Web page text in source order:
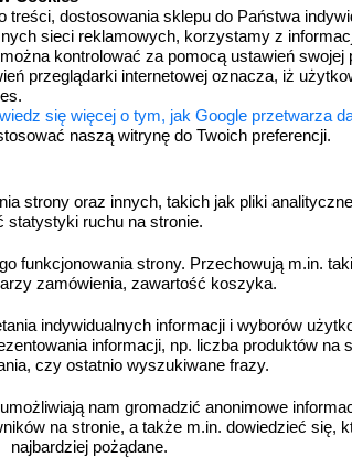
dostosowania sklepu do Państwa
sieci reklamowych, korzystamy z
kontrolować za pomocą ustawień swojej
przeglądarki internetowej oznacza, iż
się więcej o tym, jak Google przetwarza
naszą witrynę do Twoich preferencji.
strony oraz innych, takich jak pliki
statystyki ruchu na stronie.
funkcjonowania strony. Przechowują m.in.
zamówienia, zawartość koszyka.
indywidualnych informacji i wyborów
informacji, np. liczba produktów na
czy ostatnio wyszukiwane frazy.
nam gromadzić anonimowe
na stronie, a także m.in. dowiedzieć się,
najbardziej pożądane.
cm
KX 0305
31,40 zł netto
do koszyka
KX